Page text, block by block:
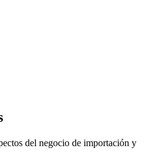
del negocio de importación y